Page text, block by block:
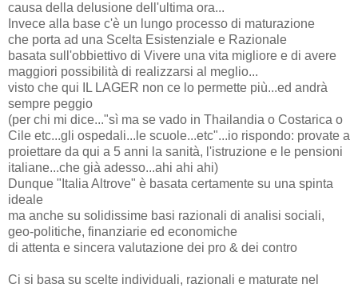
causa della delusione dell'ultima ora...
Invece alla base c'è un lungo processo di maturazione
che porta ad una Scelta Esistenziale e Razionale
basata sull'obbiettivo di Vivere una vita migliore e di avere
maggiori possibilità di realizzarsi al meglio...
visto che qui IL LAGER non ce lo permette più...ed andrà
sempre peggio
(per chi mi dice..."sì ma se vado in Thailandia o Costarica o
Cile etc...gli ospedali...le scuole...etc"...io rispondo: provate a
proiettare da qui a 5 anni la sanità, l'istruzione e le pensioni
italiane...che già adesso...ahi ahi ahi)
Dunque "Italia Altrove" è basata certamente su una spinta
ideale
ma anche su solidissime basi razionali di analisi sociali,
geo-politiche, finanziarie ed economiche
di attenta e sincera valutazione dei pro & dei contro
Ci si basa su scelte individuali, razionali e maturate nel